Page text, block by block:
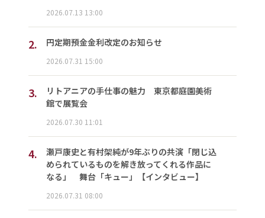
2026.07.13 13:00
2. 円定期預金金利改定のお知らせ
2026.07.31 15:00
3.
リトアニアの手仕事の魅力 東京都庭園美術
館で展覧会
2026.07.30 11:01
4.
瀬戸康史と有村架純が9年ぶりの共演「閉じ込
められているものを解き放ってくれる作品に
なる」 舞台「キュー」【インタビュー】
2026.07.31 08:00